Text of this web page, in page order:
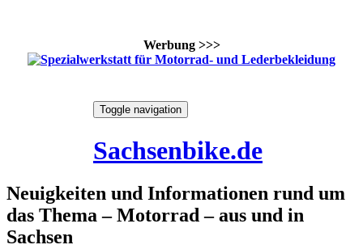
Werbung >>>
Toggle navigation
Sachsenbike.de
Neuigkeiten und Informationen rund um
das Thema – Motorrad – aus und in
Sachsen